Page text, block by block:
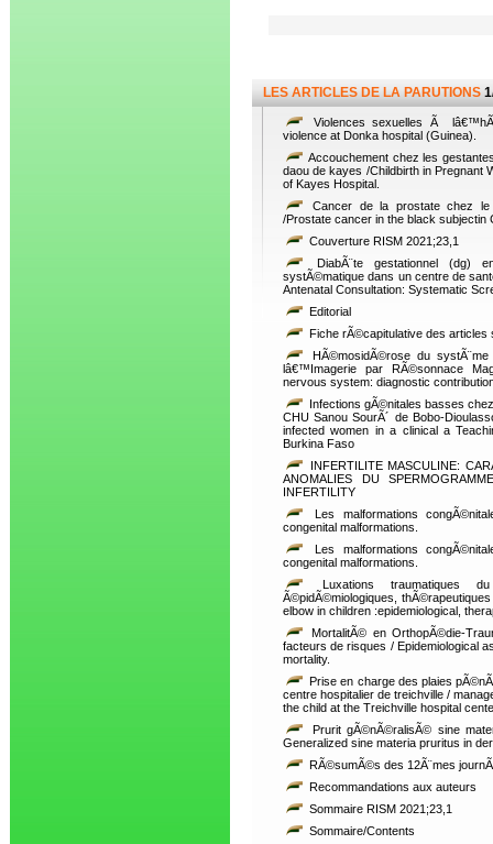
LES ARTICLES DE LA PARUTIONS
Violences sexuelles Ã
violence at Donka hospital (Guinea).
Accouchement chez les
daou de kayes /Childbirth in Pregnant
of Kayes Hospital.
Cancer de la prostate chez
/Prostate cancer in the black subjectin
Couverture RISM 2021;23,1
DiabÃ¨te gestationnel (dg)
systÃ©matique dans un centre de
Antenatal Consultation: Systematic
Editorial
Fiche rÃ©capitulative des articles
HÃ©mosidÃ©rose du
lâ€™Imagerie par RÃ©sonnace
nervous system: diagnostic
Infections gÃ©nitales basses
CHU Sanou SourÃ´ de Bobo-
infected women in a clinical a
Burkina Faso
INFERTILITE MASCULINE:
ANOMALIES DU
INFERTILITY
Les malformations
congenital malformations.
Les malformations
congenital malformations.
Luxations traumatiques
Ã©pidÃ©miologiques,
elbow in children :epidemiological,
MortalitÃ© en OrthopÃ©die-
facteurs de risques / Epidemiological
mortality.
Prise en charge des plaies
centre hospitalier de treichville /
the child at the Treichville hospital
Prurit gÃ©nÃ©ralisÃ© sine
Generalized sine materia pruritus in
RÃ©sumÃ©s des 12Ã¨mes
Recommandations aux auteurs
Sommaire RISM 2021;23,1
Sommaire/Contents